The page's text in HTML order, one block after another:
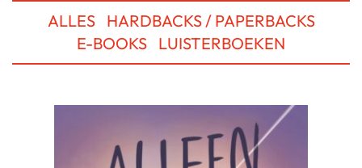
ALLES
HARDBACKS / PAPERBACKS
E-BOOKS LUISTERBOEKEN